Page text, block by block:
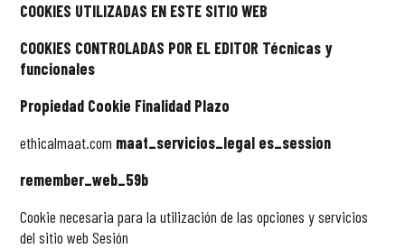
COOKIES UTILIZADAS EN ESTE SITIO WEB
COOKIES CONTROLADAS POR EL EDITOR Técnicas y
funcionales
Propiedad Cookie Finalidad Plazo
ethicalmaat.com maat_servicios_legal es_session
remember_web_59b
Cookie necesaria para la utilización de las opciones y servicios
delsitio webSesión